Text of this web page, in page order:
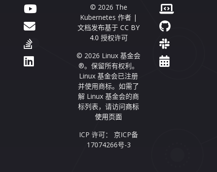
© 2026 The
Kubernetes 作者 |
文档发布基于 CC BY
4.0 授权许可
© 2026 Linux 基金会
®。保留所有权利。
Linux 基金会已注册
并使用商标。如需了
解 Linux 基金会的商
标列表，请访问商标
使用页面
ICP 许可： 京ICP备
17074266号-3